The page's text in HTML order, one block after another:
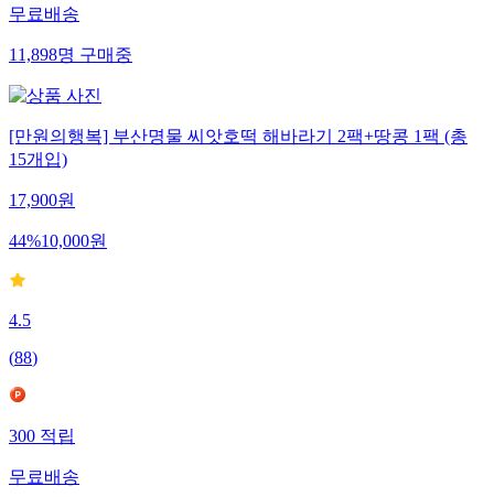
무료배송
11,898명구매중
[만원의행복] 부산명물 씨앗호떡 해바라기 2팩+땅콩 1팩 (총
15개입)
17,900원
44%10,000원
4.5
(88)
300적립
무료배송